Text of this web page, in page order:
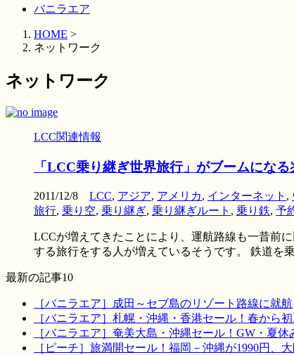
バニラエア
HOME >
ネットワーク
ネットワーク
LCC関連情報
「LCC乗り継ぎ世界旅行」がブームにな
2011/12/8 LCC, アジア, アメリカ, インターネット ,
旅行, 乗り空, 乗り継ぎ, 乗り継ぎルート , 乗り鉄, 予
LCCが増えてきたことにより、運航路線も一昔前
する旅行をする人が増えているそうです。 鉄道を
最新の記事10
［バニラエア］成田～セブ島のリゾート路線に就航
［バニラエア］札幌・沖縄・香港セール！春から
［バニラエア］奄美大島・沖縄セール！GW・夏休
［ピーチ］旅満開セール！福岡－沖縄が1990円、